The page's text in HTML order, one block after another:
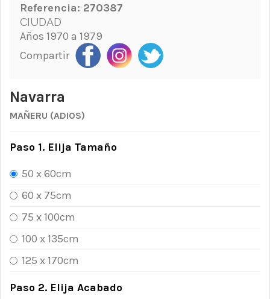
Referencia: 270387
CIUDAD
Años 1970 a 1979
Compartir
Navarra
MAÑERU (ADIOS)
Paso 1. Elija Tamaño
50 x 60cm
60 x 75cm
75 x 100cm
100 x 135cm
125 x 170cm
Paso 2. Elija Acabado